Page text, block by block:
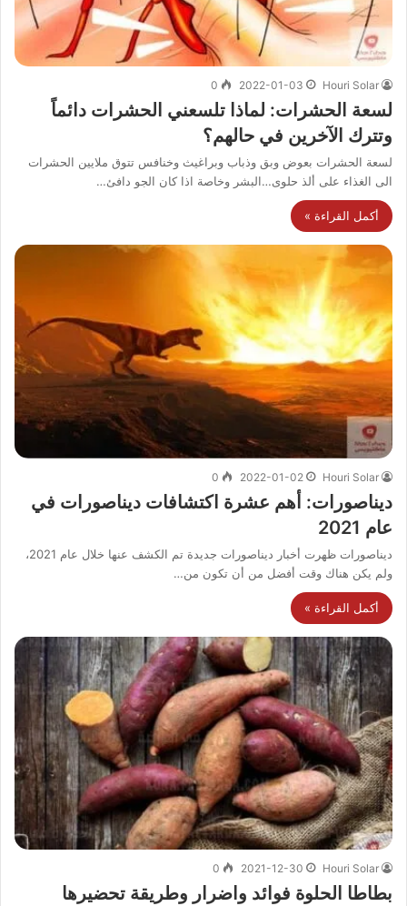
Houri Solar
2022-01-03
0
لسعة الحشرات: لماذا تلسعني الحشرات دائماً
وتترك الآخرين في حالهم؟
لسعة الحشرات بعوض وبق وذباب وبراغيث وخنافس تتوق ملايين الحشرات
الى الغذاء على ألذ حلوى…البشر وخاصة اذا كان الجو دافئ…
أكمل القراءة »
Houri Solar
2022-01-02
0
ديناصورات: أهم عشرة اكتشافات ديناصورات في
عام 2021
ديناصورات ظهرت أخبار ديناصورات جديدة تم الكشف عنها خلال عام 2021،
ولم يكن هناك وقت أفضل من أن تكون من…
أكمل القراءة »
Houri Solar
2021-12-30
0
بطاطا الحلوة فوائد واضرار وطريقة تحضيرها